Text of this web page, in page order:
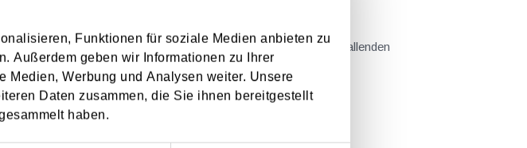
Funktionen für soziale Medien anbieten zu
Außerdem geben wir Informationen zu Ihrer
Medien, Werbung und Analysen weiter. Unsere
Daten zusammen, die Sie ihnen bereitgestellt
haben.
die Hauptwohnsitzbefreiung erfüllt sind....